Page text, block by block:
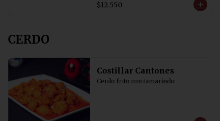
$12.550
CERDO
Costillar Cantones
Cerdo frito con tamarindo